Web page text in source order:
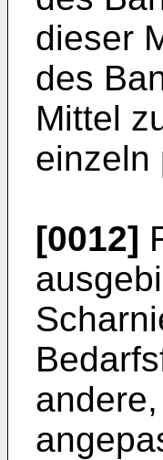
dieser
des
Mittel
einzeln
[0012]